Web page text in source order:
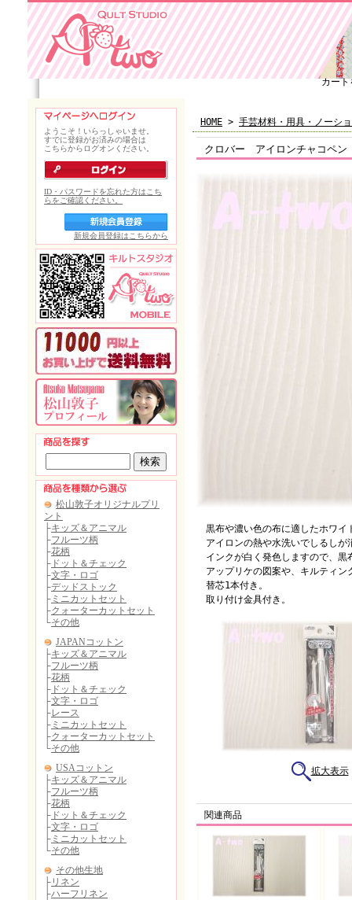
カート
HOME > 手芸材料・用具・ノーシ
クロバー アイロンチャコペ
黒布や濃い色の布に適したホワイ
アイロンの熱や水洗いでしるしが
インクが白く発色しますので、黒
アップリケの図案や、キルティン
替芯1本付き。
取り付け金具付き。
拡大表示
関連商品